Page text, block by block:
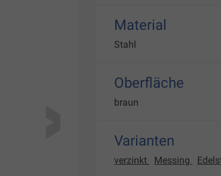
Material
Stahl
Oberfläche
braun
Varianten
verzinkt Messing